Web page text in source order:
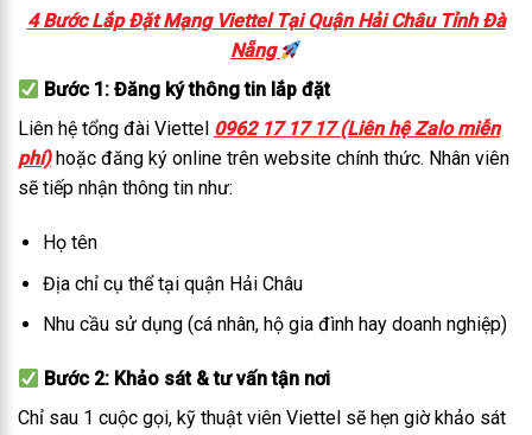
4 Bước Lắp Đặt Mạng Viettel Tại Quận Hải Châu Tỉnh Đà
Nẵng
Bước 1: Đăng ký thông tin lắp đặt
Liên hệ tổng đài Viettel 0962 17 17 17 (Liên hệ Zalo miễn
phí) hoặc đăng ký online trên website chính thức. Nhân viên
sẽ tiếp nhận thông tin như:
Họ tên
Địa chỉ cụ thể tại quận Hải Châu
Nhu cầu sử dụng (cá nhân, hộ gia đình hay doanh nghiệp)
Bước 2: Khảo sát & tư vấn tận nơi
Chỉ sau 1 cuộc gọi, kỹ thuật viên Viettel sẽ hẹn giờ khảo sát